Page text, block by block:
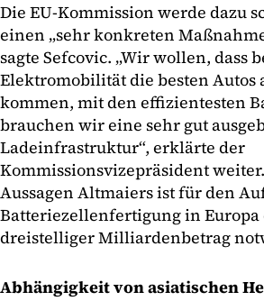
Die EU-Kommission werde dazu
einen „sehr konkreten
sagte Sefcovic. „Wir wollen, dass
Elektromobilität die besten Autos
kommen, mit den effizientesten
brauchen wir eine sehr gut
Ladeinfrastruktur“, erklärte der
Kommissionsvizepräsident
Aussagen Altmaiers ist für den
Batteriezellenfertigung in Europa
dreistelliger Milliardenbetrag
Abhängigkeit von asiatischen